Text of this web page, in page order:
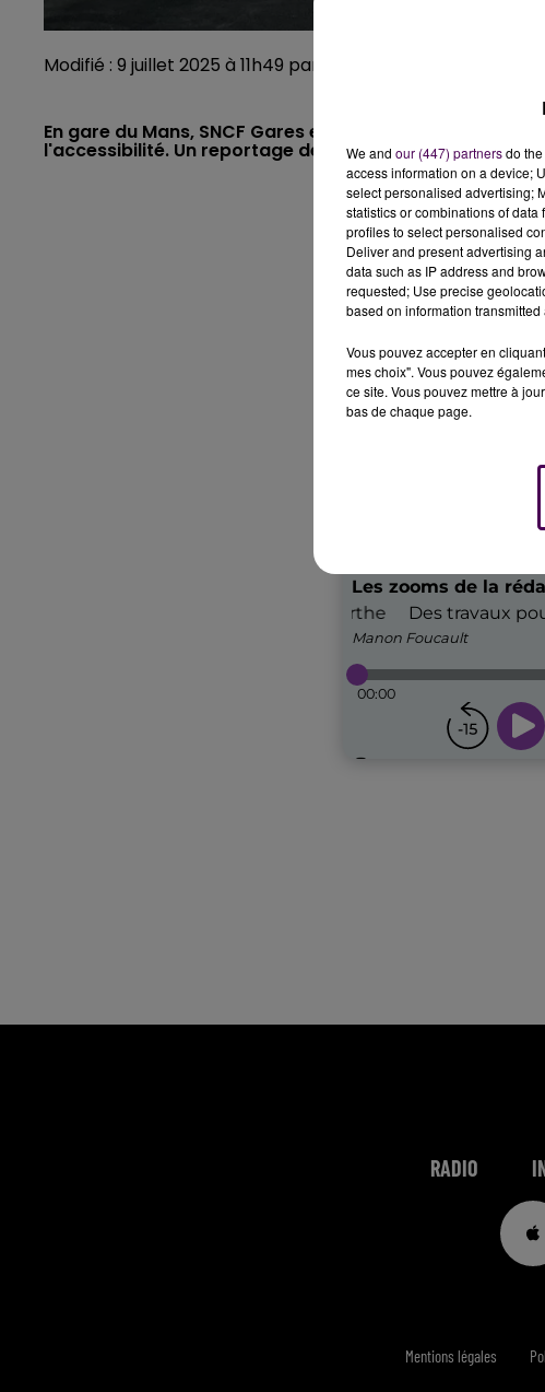
Modifié : 9 juillet 2025 à 11h49 par Manon Foucault
En gare du Mans, SNCF Gares et Connexions fait un
l'accessibilité. Un reportage de Manon Foucault.
RADIO
Mentions légales
We and our (447) partnersdo
access information on a device;
select personalised advertising;
statistics or combinations of
profiles to select personalised
Deliver and present advertising
data such as IP address and
requested; Use precise
based on information transmitted
Vous pouvez accepter en
mes choix". Vous pouvez
ce site. Vous pouvez mettre à
bas de chaque page.